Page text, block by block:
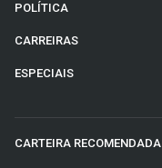
POLÍTICA
CARREIRAS
ESPECIAIS
CARTEIRA RECOMENDADA